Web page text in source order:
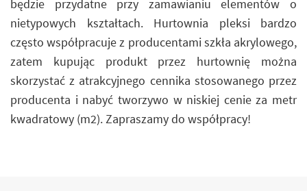
będzie przydatne przy zamawianiu elementów o
nietypowych kształtach. Hurtownia pleksi bardzo
często współpracuje z producentami szkła akrylowego,
zatem kupując produkt przez hurtownię można
skorzystać z atrakcyjnego cennika stosowanego przez
producenta i nabyć tworzywo w niskiej cenie za metr
kwadratowy (m2). Zapraszamy do współpracy!